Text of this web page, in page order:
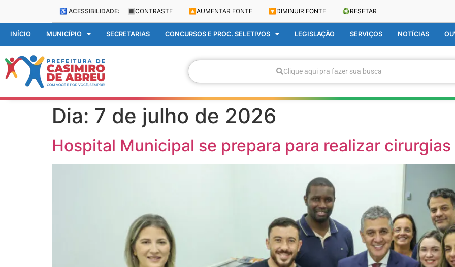
♿ ACESSIBILIDADE: 🔳 CONTRASTE 🔼 AUMENTAR FONTE 🔽 DIMINUIR FONTE ♻️RESETAR
INÍCIO MUNICÍPIO SECRETARIAS CONCURSOS E PROC. SELETIVOS LEGISLAÇÃO SERVIÇOS NOTÍCIAS
Clique aqui pra fazer sua busca
Dia: 7 de julho de 2026
Hospital Municipal se prepara para realizar